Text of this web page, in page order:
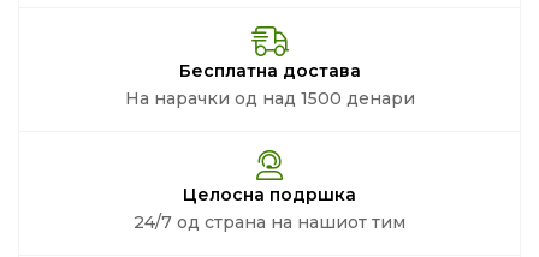
Бесплатна достава
На нарачки од над 1500 денари
Целосна подршка
24/7 од страна на нашиот тим